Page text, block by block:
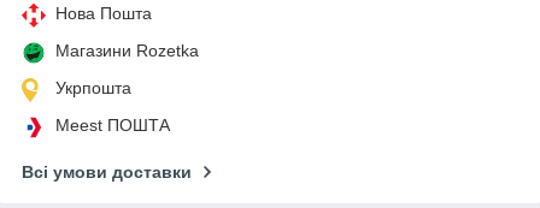
Нова Пошта
Магазини Rozetka
Укрпошта
Meest ПОШТА
Всі умови доставки